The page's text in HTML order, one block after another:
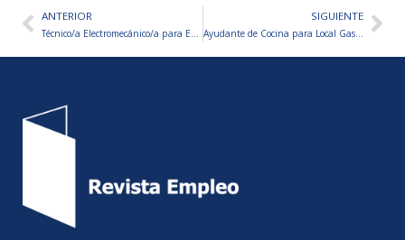
AntANTERIOR
Técnico/a Electromecánico/a para Empresa Nacional
SIGUIENTE
Ayudante de Cocina para Local Gastronómico